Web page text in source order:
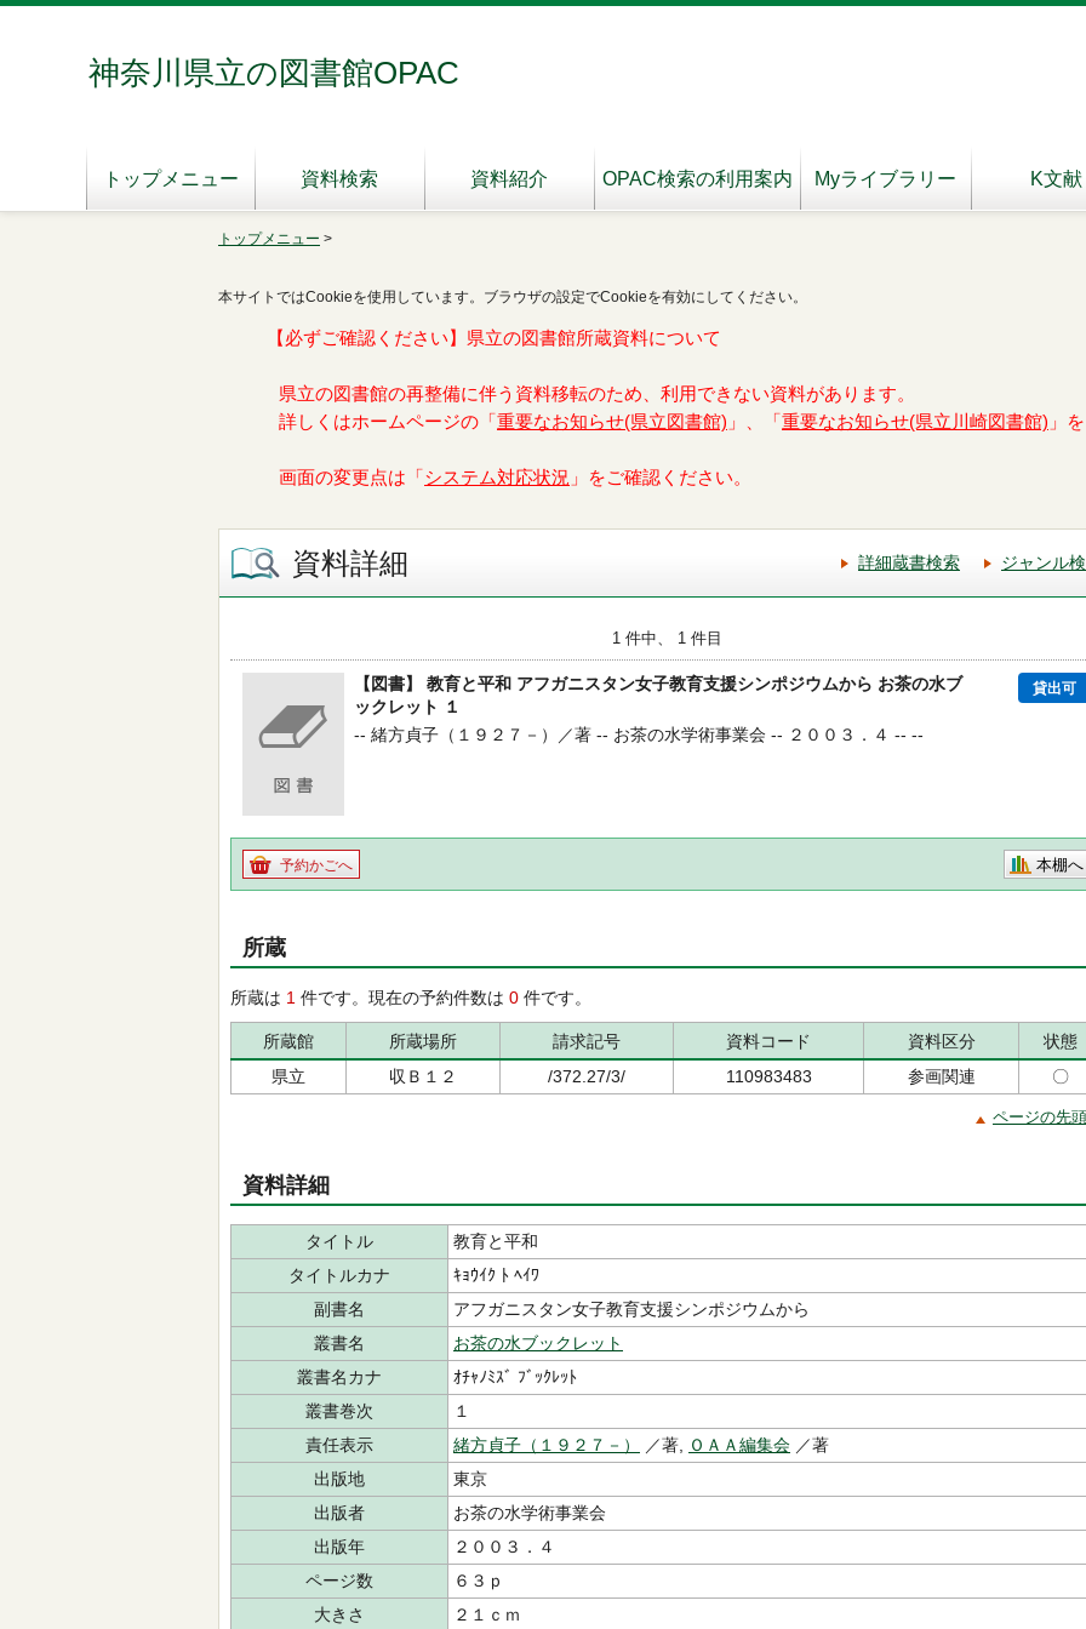
神奈川県立の図書館OPAC
トップメニュー 資料検索 資料紹介 OPAC検索の利用案内 Myライブラリー K文献
トップメニュー >
本サイトではCookieを使用しています。ブラウザの設定でCookieを有効にしてください。
【必ずご確認ください】県立の図書館所蔵資料について
県立の図書館の再整備に伴う資料移転のため、利用できない資料があります。
詳しくはホームページの「 重要なお知らせ(県立図書館) 」、「 重要なお知らせ(県立川崎図書館) 」
画面の変更点は「 システム対応状況 」をご確認ください。
資料詳細 詳細蔵書検索 ジャンル
1 件中、 1 件目
【図書】 教育と平和 アフガニスタン女子教育支援シンポジウムから お茶の水ブ
ックレット １
貸出可
-- 緒方貞子（１９２７－）／著 -- お茶の水学術事業会 -- ２００３．４ -- --
予約かごへ 本棚へ
所蔵
所蔵は 1 件です。現在の予約件数は 0 件です。
所蔵館 所蔵場所 請求記号 資料コード 資料区分
状態
県立
収Ｂ１２ /372.27/3/ 110983483 参画関連 〇
ページの先
資料詳細
タイトル
教育と平和
タイトルカナ
ｷｮｳｲｸ ﾄ ﾍｲﾜ
副書名
アフガニスタン女子教育支援シンポジウムから
叢書名
お茶の水ブックレット
叢書名カナ
ｵﾁｬﾉﾐｽﾞ ﾌﾞｯｸﾚｯﾄ
叢書巻次
１
責任表示
緒方貞子（１９２７－） ／著, ＯＡＡ編集会 ／著
出版地
東京
出版者
お茶の水学術事業会
出版年
２００３．４
ページ数
６３ｐ
大きさ
２１ｃｍ